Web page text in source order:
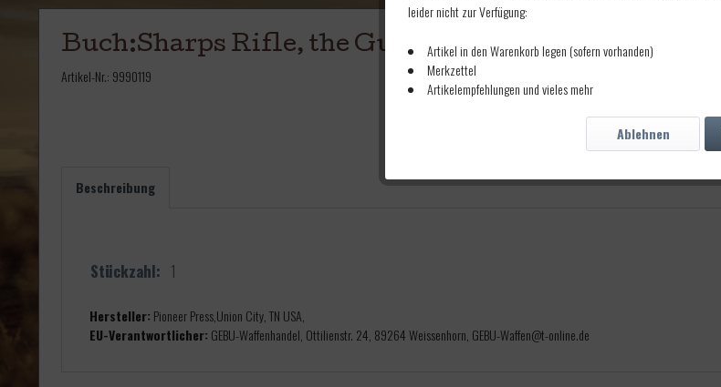
Buch:Sharps Rifle, the Gun
Artikel-Nr.: 9990119
Beschreibung
Stückzahl: 1
Hersteller: Pioneer Press,Union City, TN USA,
EU-Verantwortlicher: GEBU-Waffenhandel, Ottilienstr. 24, 89264 Weissenhorn, GEBU-Waffen@t-online.de
leider nicht zur Verfügung:
Artikel in den Warenkorb legen (sofern vorhanden)
Merkzettel
Artikelempfehlungen und vieles mehr
Ablehnen